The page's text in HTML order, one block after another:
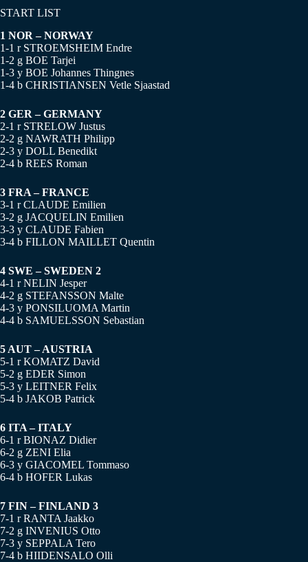
START LIST
1 NOR – NORWAY
1-1 r STROEMSHEIM Endre
1-2 g BOE Tarjei
1-3 y BOE Johannes Thingnes
1-4 b CHRISTIANSEN Vetle Sjaastad
2 GER – GERMANY
2-1 r STRELOW Justus
2-2 g NAWRATH Philipp
2-3 y DOLL Benedikt
2-4 b REES Roman
3 FRA – FRANCE
3-1 r CLAUDE Emilien
3-2 g JACQUELIN Emilien
3-3 y CLAUDE Fabien
3-4 b FILLON MAILLET Quentin
4 SWE – SWEDEN 2
4-1 r NELIN Jesper
4-2 g STEFANSSON Malte
4-3 y PONSILUOMA Martin
4-4 b SAMUELSSON Sebastian
5 AUT – AUSTRIA
5-1 r KOMATZ David
5-2 g EDER Simon
5-3 y LEITNER Felix
5-4 b JAKOB Patrick
6 ITA – ITALY
6-1 r BIONAZ Didier
6-2 g ZENI Elia
6-3 y GIACOMEL Tommaso
6-4 b HOFER Lukas
7 FIN – FINLAND 3
7-1 r RANTA Jaakko
7-2 g INVENIUS Otto
7-3 y SEPPALA Tero
7-4 b HIIDENSALO Olli